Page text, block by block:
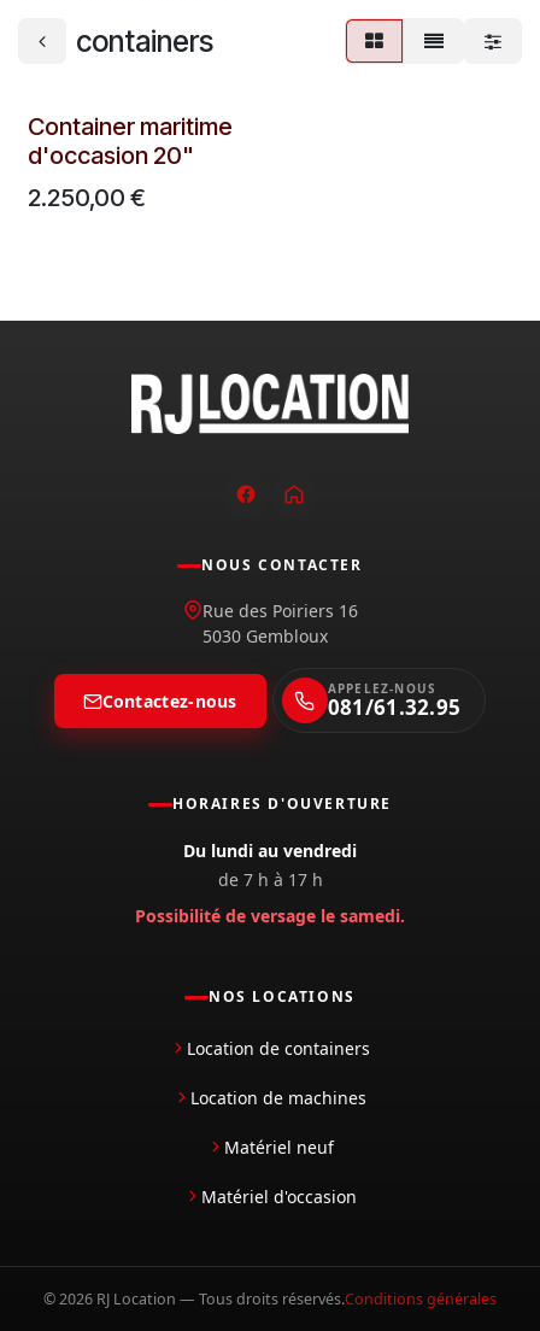
containers
Container maritime
d'occasion 20"
2.250,00 €
NOS LOCATIONS
Location de containers
Location de machines
Matériel neuf
Matériel d'occasion
HORAIRES D'OUVERTURE
Du lundi au vendredi
de 7 h à 17 h
Possibilité de versage le samedi.
NOUS CONTACTER
Rue des Poiriers 16
5030 Gembloux
Contactez-nous
APPELEZ-NOUS
081/61.32.95
© 2026 RJ Location — Tous droits réservés.Conditions générales